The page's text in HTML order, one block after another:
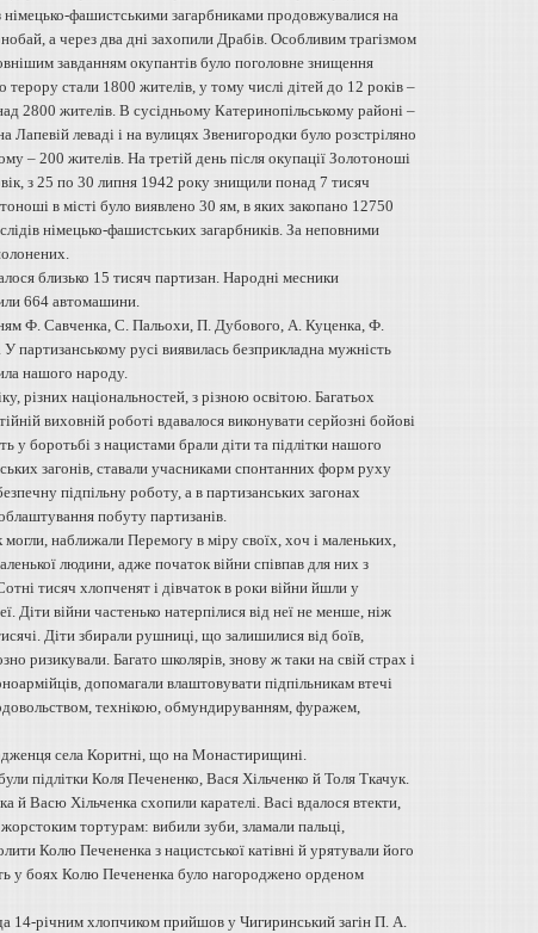
фашистськими загарбниками продовжувалися на
а через два дні захопили Драбів. Особливим трагізмом
завданням окупантів було поголовне знищення
терору стали 1800 жителів, у тому числі дітей до 12 років –
2800 жителів. В сусідньому Катеринопільському районі –
леваді і на вулицях Звенигородки було розстріляно
– 200 жителів. На третій день після окупації Золотоноші
з 25 по 30 липня 1942 року знищили понад 7 тисяч
в місті було виявлено 30 ям, в яких закопано 12750
німецько-фашистських загарбників. За неповними
близько 15 тисяч партизан. Народні месники
664 автомашини.
Ф. Савченка, С. Пальохи, П. Дубового, А. Куценка, Ф.
русі виявилась безприкладна мужність
нашого народу.
різних національностей, з різною освітою. Багатьох
виховній роботі вдавалося виконувати серйозні бойові
у боротьбі з нацистами брали діти та підлітки нашого
загонів, ставали учасниками спонтанних форм руху
підпільну роботу, а в партизанських загонах
побуту партизанів.
могли, наближали Перемогу в міру своїх, хоч і маленьких,
людини, адже початок війни співпав для них з
тисяч хлопченят і дівчаток в роки війни йшли у
Діти війни частенько натерпілися від неї не менше, ніж
Діти збирали рушниці, що залишилися від боїв,
ризикували. Багато школярів, знову ж таки на свій страх і
допомагали влаштовувати підпільникам втечі
технікою, обмундируванням, фуражем,
села Коритні, що на Монастирищині.
підлітки Коля Печененко, Вася Хільченко й Толя Ткачук.
Васю Хільченка схопили карателі. Васі вдалося втекти,
тортурам: вибили зуби, зламали пальці,
Колю Печененка з нацистської катівні й урятували його
у боях Колю Печененка було нагороджено орденом
14-річним хлопчиком прийшов у Чигиринський загін П. А.